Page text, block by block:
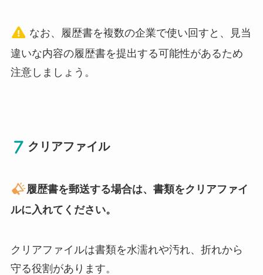
なお、履歴書を複数の企業で使い回すと、見当
違いな内容の履歴書を提出する可能性があるため
注意しましょう。
クリアファイル
履歴書を郵送する場合は、書類をクリアファイ
ルに入れてください。
クリアファイルは書類を水濡れや汚れ、折れから
守る役割があります。